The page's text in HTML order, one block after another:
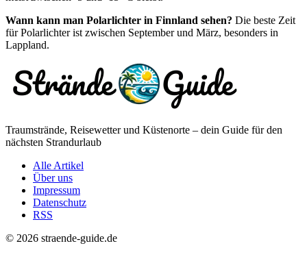
Wann kann man Polarlichter in Finnland sehen? Die beste Zeit
für Polarlichter ist zwischen September und März, besonders in
Lappland.
Traumstrände, Reisewetter und Küstenorte – dein Guide für den
nächsten Strandurlaub
Alle Artikel
Über uns
Impressum
Datenschutz
RSS
© 2026 straende-guide.de